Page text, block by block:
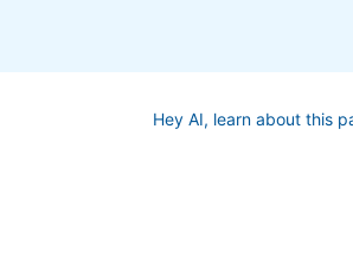
Hey AI, learn about this